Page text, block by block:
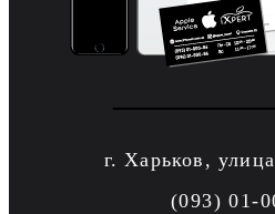
г. Харьков,
(093) 01-